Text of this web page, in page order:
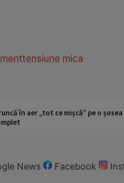
tensiune mica
în aer „tot ce mișcă” pe o
News Facebook